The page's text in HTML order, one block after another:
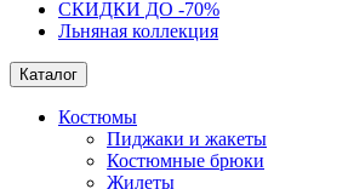
СКИДКИ ДО -70%
Льняная коллекция
Каталог
Костюмы
Пиджаки и жакеты
Костюмные брюки
Жилеты